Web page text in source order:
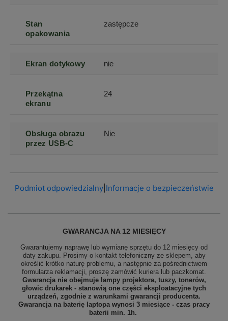
Stan
opakowania
zastępcze
Ekran dotykowy nie
Przekątna
ekranu
24
Obsługa obrazu
przez USB-C
Nie
Podmiot odpowiedzialny| Informacje o bezpieczeństwie
GWARANCJA NA 12 MIESIĘCY
Gwarantujemy naprawę lub wymianę sprzętu do 12 miesięcy od
daty zakupu. Prosimy o kontakt telefoniczny ze sklepem, aby
określić krótko naturę problemu, a następnie za pośrednictwem
formularza reklamacji, proszę zamówić kuriera lub paczkomat.
Gwarancja nie obejmuje lampy projektora, tuszy, tonerów,
głowic drukarek - stanowią one części eksploatacyjne tych
urządzeń, zgodnie z warunkami gwarancji producenta.
Gwarancja na baterię laptopa wynosi 3 miesiące - czas pracy
baterii min. 1h.